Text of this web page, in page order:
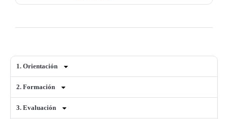
1. Orientación
2. Formación
3. Evaluación